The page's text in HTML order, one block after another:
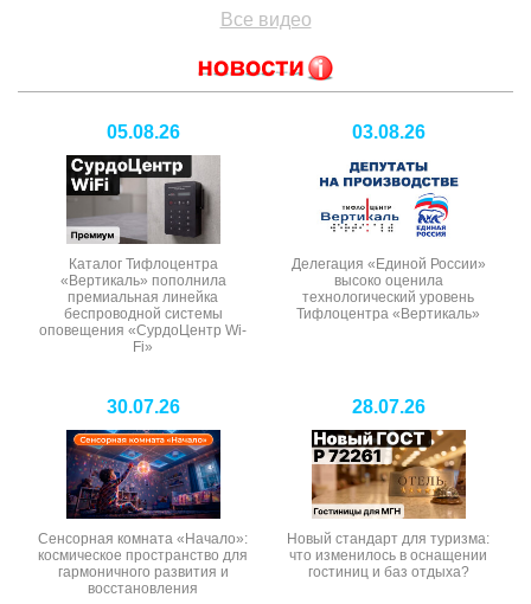
Все видео
05.08.26
Каталог Тифлоцентра
«Вертикаль» пополнила
премиальная линейка
беспроводной системы
оповещения «СурдоЦентр Wi-
Fi»
03.08.26
Делегация «Единой России»
высоко оценила
технологический уровень
Тифлоцентра «Вертикаль»
30.07.26
Сенсорная комната «Начало»:
космическое пространство для
гармоничного развития и
восстановления
28.07.26
Новый стандарт для туризма:
что изменилось в оснащении
гостиниц и баз отдыха?